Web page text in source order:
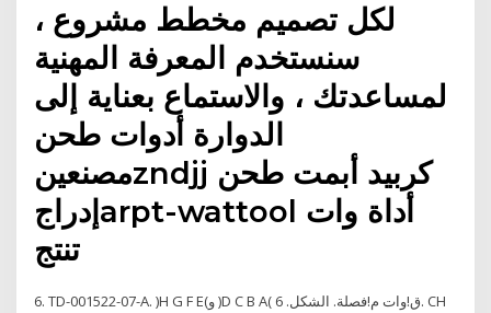
لكل تصميم مخطط مشروع ،
سنستخدم المعرفة المهنية
لمساعدتك ، والاستماع بعناية إلى
الدوارة أدوات طحن
مصنعينzndjj كربيد أبمت طحن
إدراجarpt-wattool أداة وات
6. TD-001522-07-A. )H G F E(و )D C B A( ق!وات م!فصلة. الشكل. 6. CH